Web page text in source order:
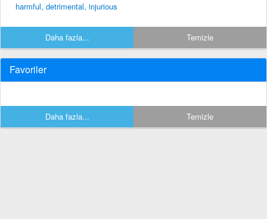
harmful, detrimental, injurious
Daha fazla... Temizle
Favoriler
Daha fazla... Temizle